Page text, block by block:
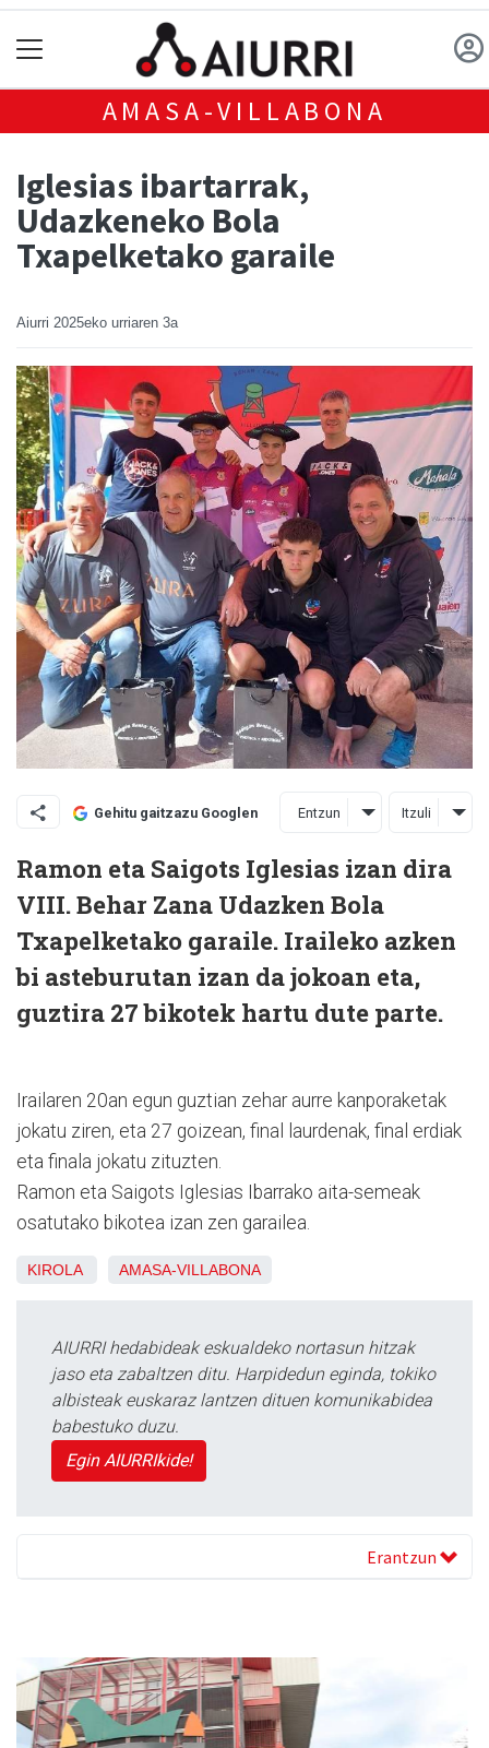
AMASA-VILLABONA
Iglesias ibartarrak,
Udazkeneko Bola
Txapelketako garaile
Aiurri 2025eko urriaren 3a
Gehitu gaitzazu Googlen Entzun Itzuli
Ramon eta Saigots Iglesias izan dira
VIII. Behar Zana Udazken Bola
Txapelketako garaile. Iraileko azken
bi asteburutan izan da jokoan eta,
guztira 27 bikotek hartu dute parte.
Irailaren 20an egun guztian zehar aurre kanporaketak
jokatu ziren, eta 27 goizean, final laurdenak, final erdiak
eta finala jokatu zituzten.
Ramon eta Saigots Iglesias Ibarrako aita-semeak
osatutako bikotea izan zen garailea.
KIROLA AMASA-VILLABONA
AIURRI hedabideak eskualdeko nortasun hitzak
jaso eta zabaltzen ditu. Harpidedun eginda, tokiko
albisteak euskaraz lantzen dituen komunikabidea
babestuko duzu.
Egin AIURRIkide!
Erantzun